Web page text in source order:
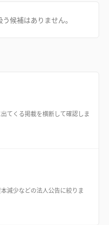
候補はありません。
てくる掲載を横断して確認しま
減少などの法人公告に絞りま